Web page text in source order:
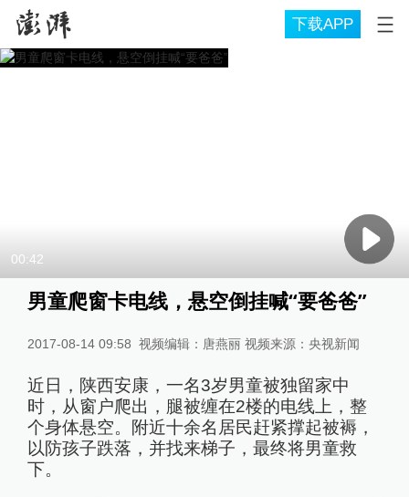
下载APP
00:42
男童爬窗卡电线，悬空倒挂喊“要爸爸”
2017-08-14 09:58 视频编辑：唐燕丽 视频来源：央视新闻
近日，陕西安康，一名3岁男童被独留家中
时，从窗户爬出，腿被缠在2楼的电线上，整
个身体悬空。附近十余名居民赶紧撑起被褥，
以防孩子跌落，并找来梯子，最终将男童救
下。